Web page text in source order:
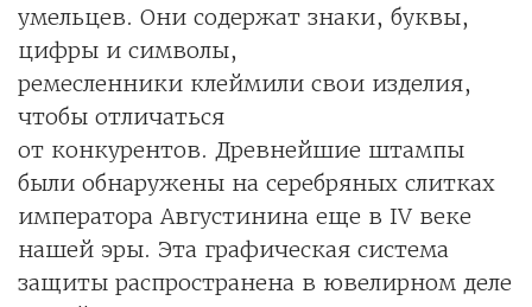
умельцев. Они содержат знаки, буквы,
цифры и символы,
ремесленники клеймили свои изделия,
чтобы отличаться
от конкурентов. Древнейшие штампы
были обнаружены на серебряных слитках
императора Августинина еще в IV веке
нашей эры. Эта графическая система
защиты распространена в ювелирном деле